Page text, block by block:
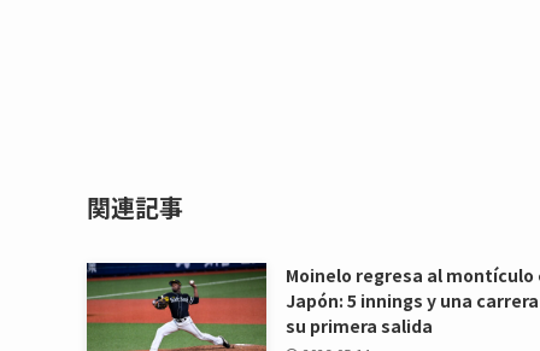
関連記事
Moinelo regresa al montículo
Japón: 5 innings y una
su primera salida